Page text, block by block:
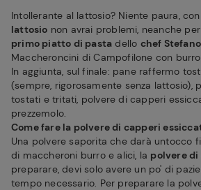
Intollerante al lattosio? Niente paura,
lattosio non avrai problemi, neanche
primo piatto di pasta dello chef
Maccheroncini di Campofilone con
In aggiunta, sul finale: pane raffermo
(sempre, rigorosamente senza lattosio),
tostati e tritati, polvere di capperi
prezzemolo.
Come fare la polvere di capperi
Una polvere saporita che darà untocco
di maccheroni burro e alici, la polvere
preparare, devi solo avere un po' di
tempo necessario. Per preparare la